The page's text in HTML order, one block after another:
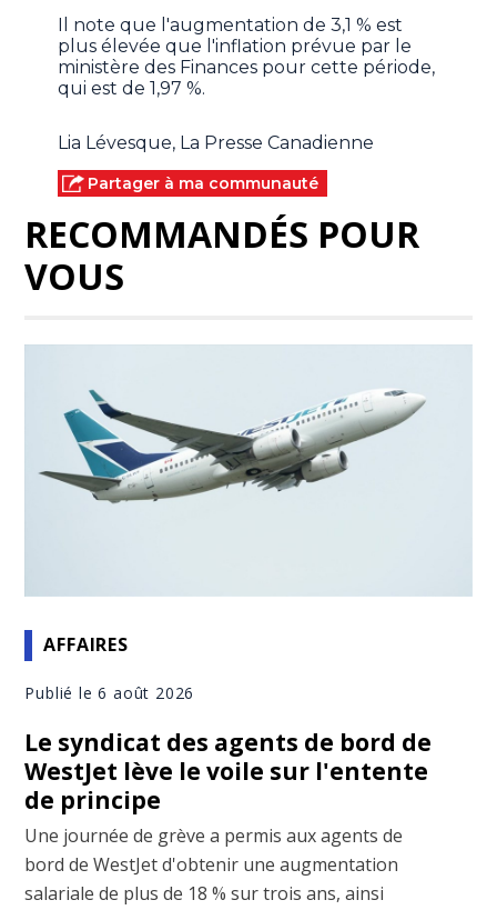
Il note que l'augmentation de 3,1 % est
plus élevée que l'inflation prévue par le
ministère des Finances pour cette période,
qui est de 1,97 %.
Lia Lévesque, La Presse Canadienne
Partager à ma communauté
RECOMMANDÉS POUR
VOUS
AFFAIRES
Publié le 6 août 2026
Le syndicat des agents de bord de
WestJet lève le voile sur l'entente
de principe
Une journée de grève a permis aux agents de
bord de WestJet d'obtenir une augmentation
salariale de plus de 18 % sur trois ans, ainsi